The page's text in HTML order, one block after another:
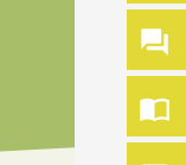
question_answer
import_contacts